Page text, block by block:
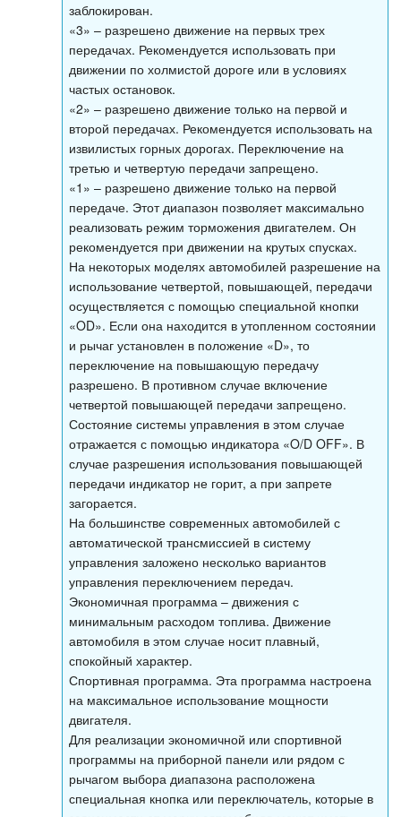
заблокирован.
«3» – разрешено движение на первых трех
передачах. Рекомендуется использовать при
движении по холмистой дороге или в условиях
частых остановок.
«2» – разрешено движение только на первой и
второй передачах. Рекомендуется использовать на
извилистых горных дорогах. Переключение на
третью и четвертую передачи запрещено.
«1» – разрешено движение только на первой
передаче. Этот диапазон позволяет максимально
реализовать режим торможения двигателем. Он
рекомендуется при движении на крутых спусках.
На некоторых моделях автомобилей разрешение на
использование четвертой, повышающей, передачи
осуществляется с помощью специальной кнопки
«OD». Если она находится в утопленном состоянии
и рычаг установлен в положение «D», то
переключение на повышающую передачу
разрешено. В противном случае включение
четвертой повышающей передачи запрещено.
Состояние системы управления в этом случае
отражается с помощью индикатора «O/D OFF». В
случае разрешения использования повышающей
передачи индикатор не горит, а при запрете
загорается.
На большинстве современных автомобилей с
автоматической трансмиссией в систему
управления заложено несколько вариантов
управления переключением передач.
Экономичная программа – движения с
минимальным расходом топлива. Движение
автомобиля в этом случае носит плавный,
спокойный характер.
Спортивная программа. Эта программа настроена
на максимальное использование мощности
двигателя.
Для реализации экономичной или спортивной
программы на приборной панели или рядом с
рычагом выбора диапазона расположена
специальная кнопка или переключатель, которые в